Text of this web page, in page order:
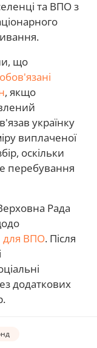
та ВПО з
що
, якщо
українку
виплаченої
оскільки
перебування
Рада
для ВПО. Після
додаткових